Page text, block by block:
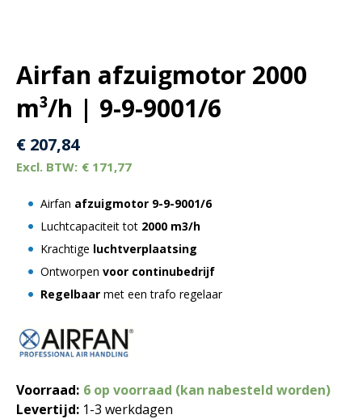
Airfan afzuigmotor 2000
m³/h | 9-9-9001/6
€ 207,84
€ 171,77
Airfan afzuigmotor 9-9-9001/6
Luchtcapaciteit tot 2000 m3/h
Krachtige luchtverplaatsing
Ontworpen voor continubedrijf
Regelbaar met een trafo regelaar
Voorraad: 6 op voorraad (kan nabesteld worden)
Levertijd: 1-3 werkdagen